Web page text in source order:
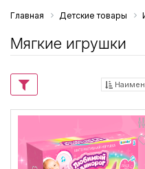
Главная Детские товары
Мягкие игрушки